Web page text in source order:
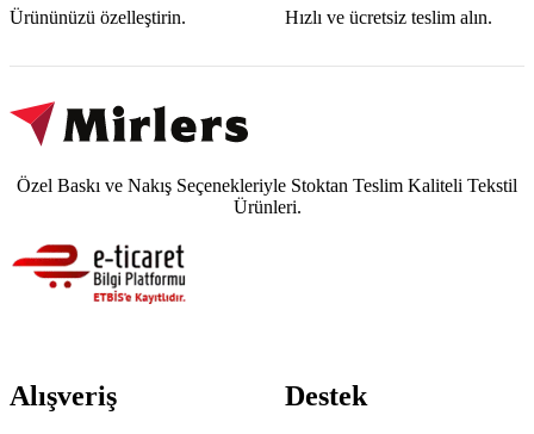
Ürününüzü özelleştirin. Hızlı ve ücretsiz teslim alın.
Özel Baskı ve Nakış Seçenekleriyle Stoktan Teslim Kaliteli Tekstil
Ürünleri.
Alışveriş Destek